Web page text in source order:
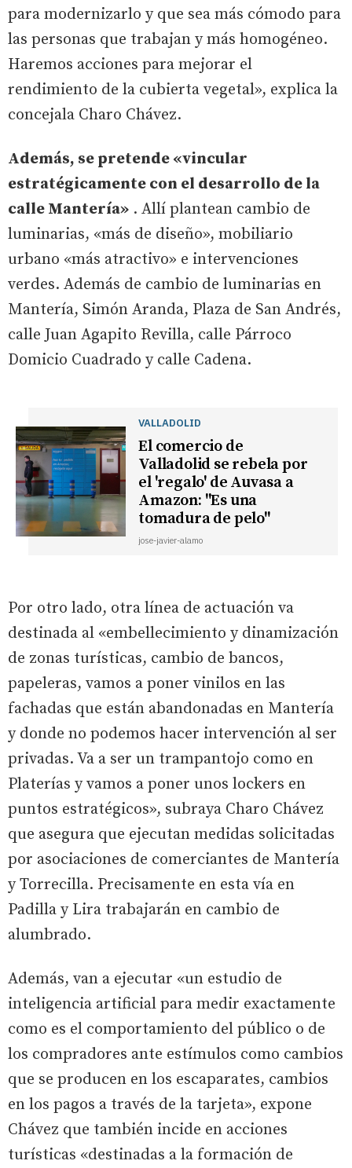
para modernizarlo y que sea más cómodo para
las personas que trabajan y más homogéneo.
Haremos acciones para mejorar el
rendimiento de la cubierta vegetal», explica la
concejala Charo Chávez.
Además, se pretende «vincular
estratégicamente con el desarrollo de la
calle Mantería» . Allí plantean cambio de
luminarias, «más de diseño», mobiliario
urbano «más atractivo» e intervenciones
verdes. Además de cambio de luminarias en
Mantería, Simón Aranda, Plaza de San Andrés,
calle Juan Agapito Revilla, calle Párroco
Domicio Cuadrado y calle Cadena.
VALLADOLID
El comercio de
Valladolid se rebela por
el 'regalo' de Auvasa a
Amazon: "Es una
tomadura de pelo"
jose-javier-alamo
Por otro lado, otra línea de actuación va
destinada al «embellecimiento y dinamización
de zonas turísticas, cambio de bancos,
papeleras, vamos a poner vinilos en las
fachadas que están abandonadas en Mantería
y donde no podemos hacer intervención al ser
privadas. Va a ser un trampantojo como en
Platerías y vamos a poner unos lockers en
puntos estratégicos», subraya Charo Chávez
que asegura que ejecutan medidas solicitadas
por asociaciones de comerciantes de Mantería
y Torrecilla. Precisamente en esta vía en
Padilla y Lira trabajarán en cambio de
alumbrado.
Además, van a ejecutar «un estudio de
inteligencia artificial para medir exactamente
como es el comportamiento del público o de
los compradores ante estímulos como cambios
que se producen en los escaparates, cambios
en los pagos a través de la tarjeta», expone
Chávez que también incide en acciones
turísticas «destinadas a la formación de